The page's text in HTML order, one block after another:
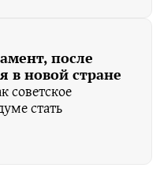
после
в новой стране
советское
стать